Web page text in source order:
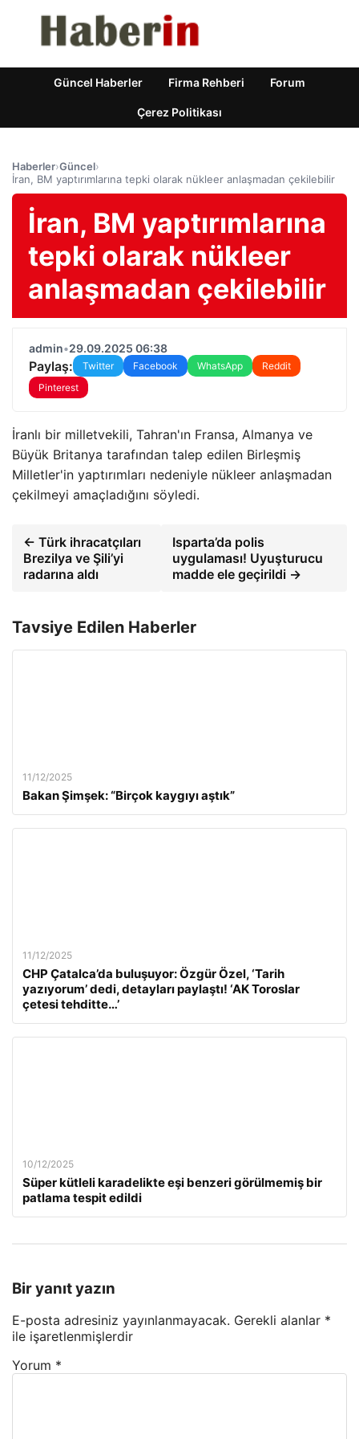
Güncel Haberler Firma Rehberi Forum
Çerez Politikası
Haberler›Güncel›
İran, BM yaptırımlarına tepki olarak nükleer anlaşmadan çekilebilir
İran, BM yaptırımlarına
tepki olarak nükleer
anlaşmadan çekilebilir
admin•29.09.2025 06:38
Paylaş: Twitter Facebook WhatsApp
Reddit
Pinterest
İranlı bir milletvekili, Tahran'ın Fransa, Almanya ve
Büyük Britanya tarafından talep edilen Birleşmiş
Milletler'in yaptırımları nedeniyle nükleer anlaşmadan
çekilmeyi amaçladığını söyledi.
← Türk ihracatçıları
Brezilya ve Şili’yi
radarına aldı
Isparta’da polis
uygulaması! Uyuşturucu
madde ele geçirildi →
Tavsiye Edilen Haberler
11/12/2025
Bakan Şimşek: “Birçok kaygıyı aştık”
11/12/2025
CHP Çatalca’da buluşuyor: Özgür Özel, ‘Tarih
yazıyorum’ dedi, detayları paylaştı! ‘AK Toroslar
çetesi tehditte…’
10/12/2025
Süper kütleli karadelikte eşi benzeri görülmemiş bir
patlama tespit edildi
Bir yanıt yazın
E-posta adresiniz yayınlanmayacak. Gerekli alanlar *
ile işaretlenmişlerdir
Yorum *